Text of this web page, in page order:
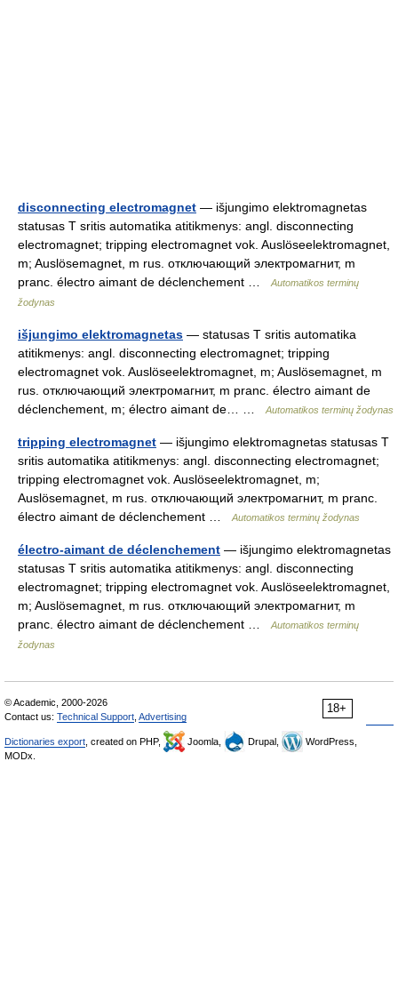
disconnecting electromagnet — išjungimo elektromagnetas
statusas T sritis automatika atitikmenys: angl. disconnecting
electromagnet; tripping electromagnet vok. Auslöseelektromagnet,
m; Auslösemagnet, m rus. отключающий электромагнит, m
pranc. électro aimant de déclenchement …
Automatikos terminų
žodynas
išjungimo elektromagnetas — statusas T sritis automatika
atitikmenys: angl. disconnecting electromagnet; tripping
electromagnet vok. Auslöseelektromagnet, m; Auslösemagnet, m
rus. отключающий электромагнит, m pranc. électro aimant de
déclenchement, m; électro aimant de… …
Automatikos terminų žodynas
tripping electromagnet — išjungimo elektromagnetas statusas T
sritis automatika atitikmenys: angl. disconnecting electromagnet;
tripping electromagnet vok. Auslöseelektromagnet, m;
Auslösemagnet, m rus. отключающий электромагнит, m pranc.
électro aimant de déclenchement …
Automatikos terminų žodynas
électro-aimant de déclenchement — išjungimo elektromagnetas
statusas T sritis automatika atitikmenys: angl. disconnecting
electromagnet; tripping electromagnet vok. Auslöseelektromagnet,
m; Auslösemagnet, m rus. отключающий электромагнит, m
pranc. électro aimant de déclenchement …
Automatikos terminų
žodynas
18+
© Academic, 2000-2026
Contact us: Technical Support Advertising
Dictionaries export , created on PHP, Joomla, Drupal,
WordPress,
MODx.